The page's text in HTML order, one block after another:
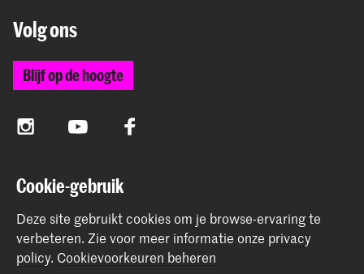
Volg ons
Blijf op de hoogte
InstagramYouTube Facebook
Het Koninklijk Conservatorium en de Koninklijke
Academie van Beeldende Kunsten vormen samen
Hogeschool der Kunsten Den Haag.
Cookie-gebruik
Deze site gebruikt cookies om je browse-ervaring te
verbeteren. Zie voor meer informatie onze privacy
policy. Cookievoorkeuren beheren